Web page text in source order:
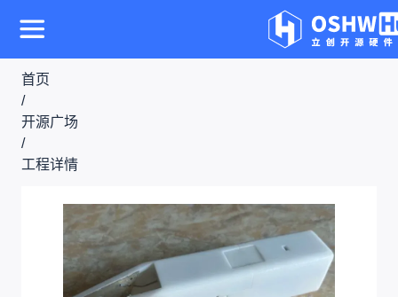
首页
/
开源广场
/
工程详情